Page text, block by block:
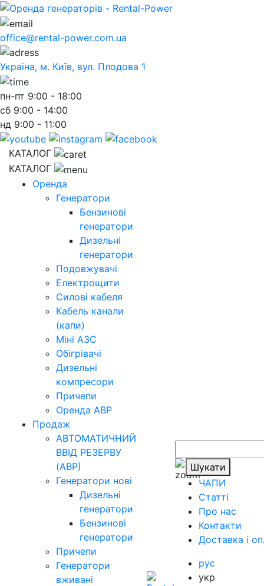
office@rental-power.com.ua
Україна, м. Київ, вул. Плодова 1
пн-пт 9:00 - 18:00
сб 9:00 - 14:00
нд 9:00 - 11:00
КАТАЛОГ
КАТАЛОГ
Оренда
Генератори
Бензинові
генератори
Дизельні
генератори
Подовжувачі
Електрощити
Силові кабеля
Кабель канали
(капи)
Міні АЗС
Обігрівачі
Дизельні
компресори
Причепи
Оренда АВР
Продаж
АВТОМАТИЧНИЙ
ВВІД РЕЗЕРВУ
(АВР)
Генератори нові
Дизельні
генератори
Бензинові
генератори
Причепи
Генератори
вживані
Шукати
ЧАПИ
Статті
Про нас
Контакти
Доставка і
рус
укр